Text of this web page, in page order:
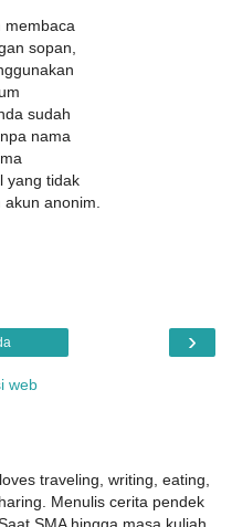
membaca
sopan,
sudah
nama
yang tidak
anonim.
›
web
traveling, writing, eating,
Menulis cerita pendek
SMA hingga masa kuliah